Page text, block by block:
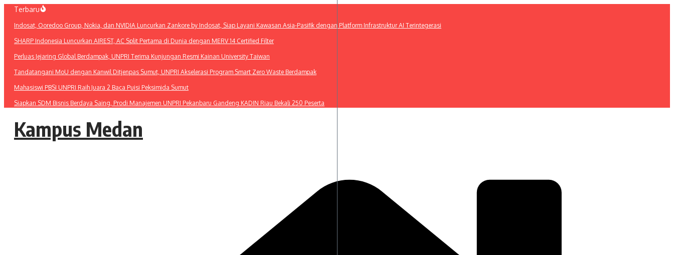
Lewati
konten
Terbaru
Indosat, Ooredoo Group, Nokia, dan NVIDIA Luncurkan Zankore by Indosat, Siap Layani Kawasan Asia-Pasifik dengan Platform Infrastruktur AI Terintegerasi
SHARP Indonesia Luncurkan AIREST, AC Split Pertama di Dunia dengan MERV 14 Certified Filter
Perluas Jejaring Global Berdampak, UNPRI Terima Kunjungan Resmi Kainan University Taiwan
Tandatangani MoU dengan Kanwil Ditjenpas Sumut, UNPRI Akselerasi Program Smart Zero Waste Berdampak
Mahasiswi PBSI UNPRI Raih Juara 2 Baca Puisi Peksimida Sumut
Siapkan SDM Bisnis Berdaya Saing, Prodi Manajemen UNPRI Pekanbaru Gandeng KADIN Riau Bekali 250 Peserta
Kampus Medan